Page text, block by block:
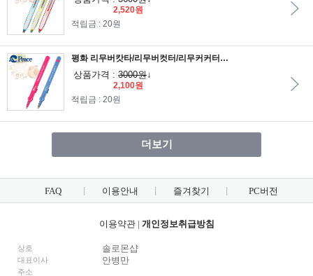
2,520원
적립금 : 20원
평화 리무버캇타/리무버컷터/리무커커터/제침기/카타/스테플러제거/핀제거기
상품가격 : 3000원↓
2,100원
적립금 : 20원
더보기
FAQ 이용안내 즐겨찾기 PC버전
이용약관| 개인정보취급방침
상호 솔로몬샵
대표이사 안병만
주소